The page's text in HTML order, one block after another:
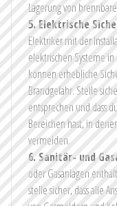
Lagerung von
5. Elektrische
Elektriker mit der
elektrischen Systeme
können erhebliche
Brandgefahr. Stelle
entsprechen und dass
Bereichen hast, in
vermeiden.
6. Sanitär- und
oder Gasanlagen
stelle sicher, dass alle